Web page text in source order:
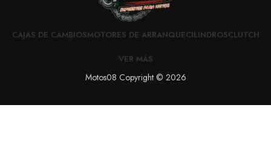
CAJAS DE CAMBIOSMOTORES DE ARRANQUECILINDROSCLUTCH
VER MÁS
Motos08 Copyright © 2026